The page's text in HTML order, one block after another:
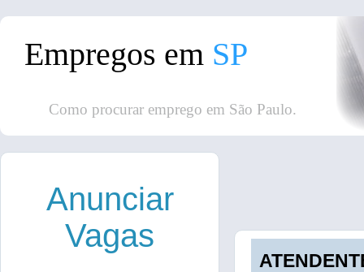
Empregos em SP
Como procurar emprego em São Paulo.
Anunciar
Vagas